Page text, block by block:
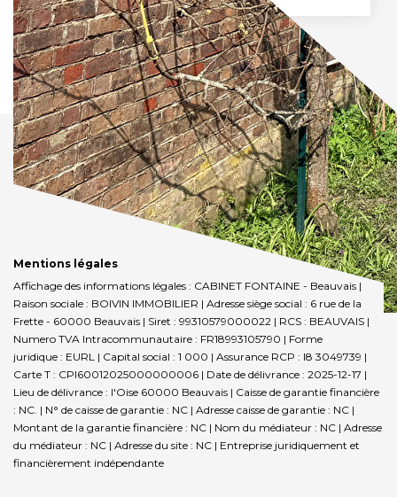
Mentions légales
Affichage des informations légales : CABINET FONTAINE - Beauvais |
Raison sociale : BOIVIN IMMOBILIER | Adresse siège social : 6 rue de la
Frette - 60000 Beauvais | Siret : 99310579000022 | RCS : BEAUVAIS |
Numero TVA Intracommunautaire : FR18993105790 | Forme
juridique : EURL | Capital social : 1 000 | Assurance RCP : I8 3049739 |
Carte T : CPI60012025000000006 | Date de délivrance : 2025-12-17 |
Lieu de délivrance : l'Oise 60000 Beauvais | Caisse de garantie financière
: NC. | N° de caisse de garantie : NC | Adresse caisse de garantie : NC |
Montant de la garantie financière : NC | Nom du médiateur : NC | Adresse
du médiateur : NC | Adresse du site : NC | Entreprise juridiquement et
financièrement indépendante